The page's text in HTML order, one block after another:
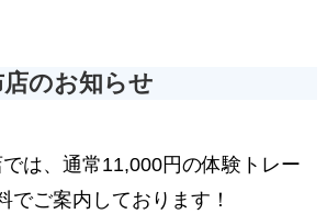
のお知らせ
は、通常11,000円の体験トレー
でご案内しております！